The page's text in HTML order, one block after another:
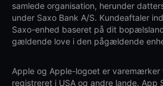
samlede organisation, herunder
under Saxo Bank A/S. Kundeaftaler
Saxo-enhed baseret på dit
gældende love i den pågældende
Apple og Apple-logoet er varemærker
registreret i USA og andre lande. App